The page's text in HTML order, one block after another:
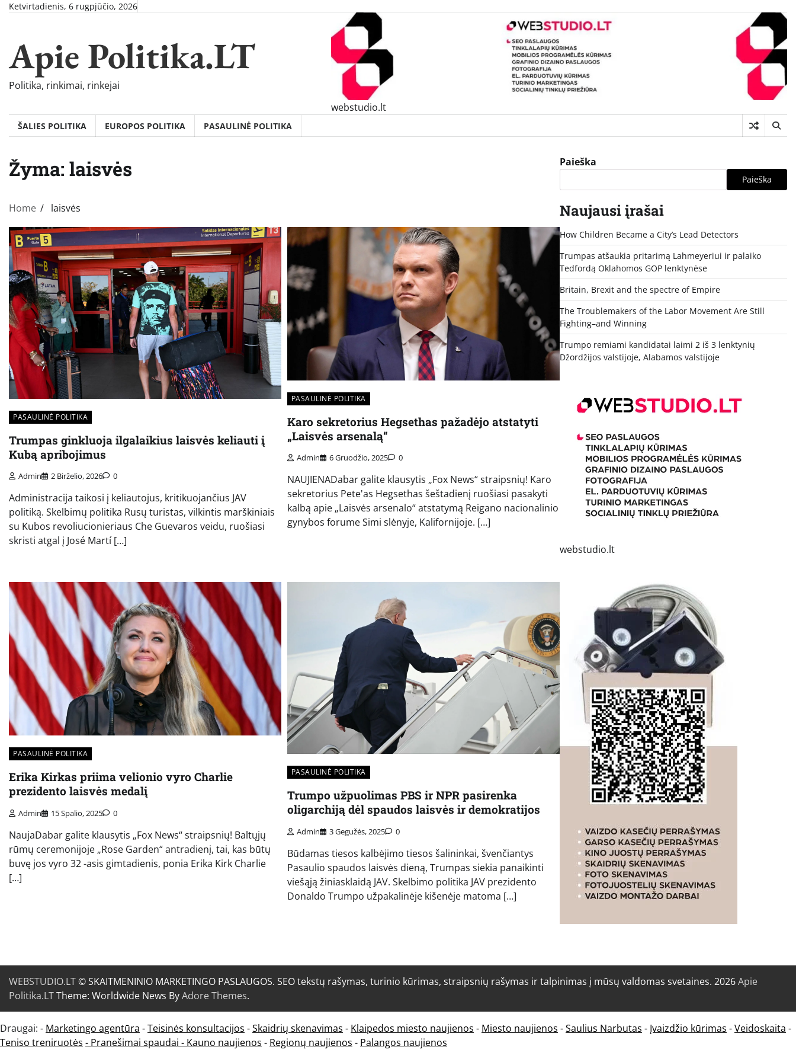
SkipKetvirtadienis, 6 rugpjūčio, 2026
Apie Politika.LT
Politika, rinkimai, rinkejai
webstudio.lt
ŠALIES POLITIKA EUROPOS POLITIKA PASAULINĖ POLITIKA
Žyma: laisvės
Home laisvės
PASAULINĖ POLITIKA
Trumpas ginkluoja ilgalaikius laisvės keliauti į
Kubą apribojimus
Admin 2 Birželio, 2026 0
Administracija taikosi į keliautojus, kritikuojančius JAV
politiką. Skelbimų politika Rusų turistas, vilkintis marškiniais
su Kubos revoliucionieriaus Che Guevaros veidu, ruošiasi
skristi atgal į José Martí […]
PASAULINĖ POLITIKA
Karo sekretorius Hegsethas pažadėjo atstatyti
„Laisvės arsenalą“
Admin 6 Gruodžio, 2025 0
NAUJIENADabar galite klausytis „Fox News“ straipsnių! Karo
sekretorius Pete'as Hegsethas šeštadienį ruošiasi pasakyti
kalbą apie „Laisvės arsenalo“ atstatymą Reigano nacionalinio
gynybos forume Simi slėnyje, Kalifornijoje. […]
PASAULINĖ POLITIKA
Erika Kirkas priima velionio vyro Charlie
prezidento laisvės medalį
Admin 15 Spalio, 2025 0
NaujaDabar galite klausytis „Fox News“ straipsnių! Baltųjų
rūmų ceremonijoje „Rose Garden“ antradienį, tai, kas būtų
buvę jos vyro 32 -asis gimtadienis, ponia Erika Kirk Charlie
[…]
PASAULINĖ POLITIKA
Trumpo užpuolimas PBS ir NPR pasirenka
oligarchiją dėl spaudos laisvės ir demokratijos
Admin 3 Gegužės, 2025 0
Būdamas tiesos kalbėjimo tiesos šalininkai, švenčiantys
Pasaulio spaudos laisvės dieną, Trumpas siekia panaikinti
viešąją žiniasklaidą JAV. Skelbimo politika JAV prezidento
Donaldo Trumpo užpakalinėje kišenėje matoma […]
Paieška
Paieška
Naujausi įrašai
How Children Became a City’s Lead Detectors
Trumpas atšaukia pritarimą Lahmeyeriui ir palaiko
Tedfordą Oklahomos GOP lenktynėse
Britain, Brexit and the spectre of Empire
The Troublemakers of the Labor Movement Are Still
Fighting–and Winning
Trumpo remiami kandidatai laimi 2 iš 3 lenktynių
Džordžijos valstijoje, Alabamos valstijoje
webstudio.lt
WEBSTUDIO.LT© SKAITMENINIO MARKETINGO PASLAUGOS. SEO tekstų rašymas, turinio kūrimas, straipsnių rašymas ir talpinimas į mūsų valdomas svetaines. 2026Apie
Politika.LTTheme: Worldwide News ByAdore Themes.
Draugai: - Marketingo agentūra -Teisinės konsultacijos -Skaidrių skenavimas - Klaipedos miesto naujienos - Miesto naujienos -Saulius Narbutas - Įvaizdžio kūrimas -Veidoskaita -
Teniso treniruotės - Pranešimai spaudai - Kauno naujienos - Regionų naujienos - Palangos naujienos